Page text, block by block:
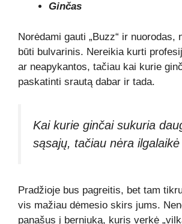
Ginčas
Norėdami gauti „Buzz“ ir nuorodas,
būti bulvarinis. Nereikia kurti
ar neapykantos, tačiau kai kurie
paskatinti srautą dabar ir tada.
Kai kurie ginčai sukuria
sąsajų, tačiau nėra
Pradžioje bus pagreitis, bet tam
vis mažiau dėmesio skirs jums.
panašus į berniuką, kuris verkė